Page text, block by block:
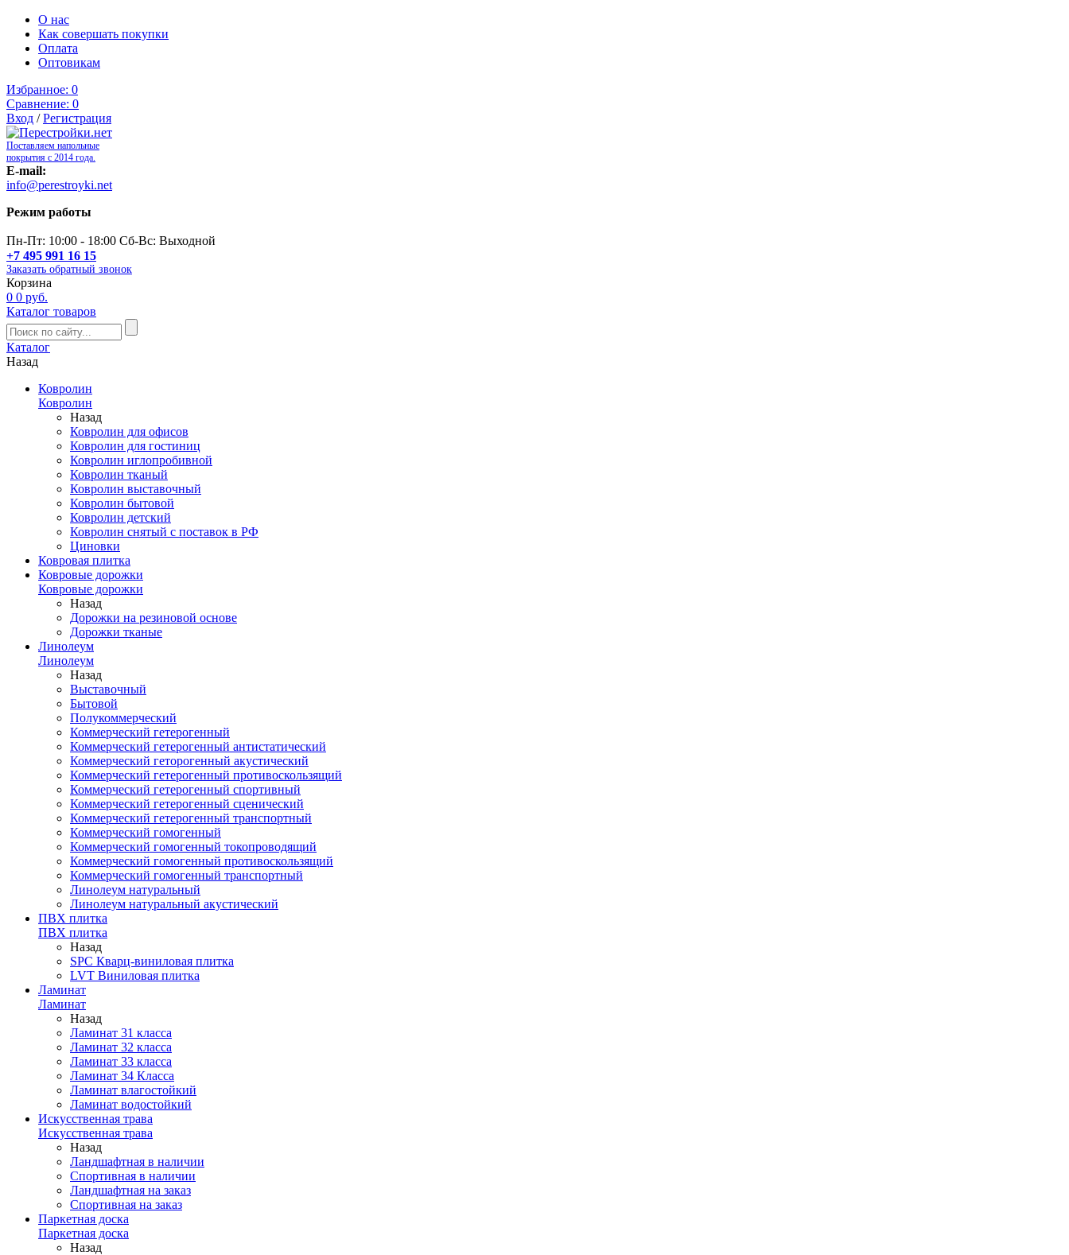
О нас
Как совершать покупки
Оплата
Оптовикам
Избранное: 0
Сравнение: 0
Вход /Регистрация
Поставляем напольные
покрытия с 2014 года.
E-mail:
info@perestroyki.net
Режим работы
Пн-Пт: 10:00 - 18:00 Сб-Вс: Выходной
+7 495 991 16 15
Заказать обратный звонок
Корзина
0 0 руб.
Каталог товаров
Каталог
Назад
Ковролин
Ковролин
Назад
Ковролин для офисов
Ковролин для гостиниц
Ковролин иглопробивной
Ковролин тканый
Ковролин выставочный
Ковролин бытовой
Ковролин детский
Ковролин снятый с поставок в РФ
Циновки
Ковровая плитка
Ковровые дорожки
Ковровые дорожки
Назад
Дорожки на резиновой основе
Дорожки тканые
Линолеум
Линолеум
Назад
Выставочный
Бытовой
Полукоммерческий
Коммерческий гетерогенный
Коммерческий гетерогенный антистатический
Коммерческий геторогенный акустический
Коммерческий гетерогенный противоскользящий
Коммерческий гетерогенный спортивный
Коммерческий гетерогенный сценический
Коммерческий гетерогенный транспортный
Коммерческий гомогенный
Коммерческий гомогенный токопроводящий
Коммерческий гомогенный противоскользящий
Коммерческий гомогенный транспортный
Линолеум натуральный
Линолеум натуральный акустический
ПВХ плитка
ПВХ плитка
Назад
SPC Кварц-виниловая плитка
LVT Виниловая плитка
Ламинат
Ламинат
Назад
Ламинат 31 класса
Ламинат 32 класса
Ламинат 33 класса
Ламинат 34 Класса
Ламинат влагостойкий
Ламинат водостойкий
Искусственная трава
Искусственная трава
Назад
Ландшафтная в наличии
Спортивная в наличии
Ландшафтная на заказ
Спортивная на заказ
Паркетная доска
Паркетная доска
Назад